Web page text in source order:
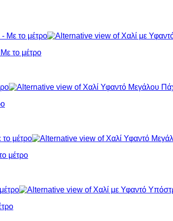
το μέτρο
μέτρο